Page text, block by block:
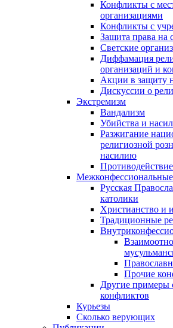
Конфликты с
организациями
Конфликты с
Защита права на
Светские
Диффамация
организаций и
Акции в защиту
Дискуссии о
Экстремизм
Вандализм
Убийства и
Разжигание
религиозной
насилию
Русская
католики
Христианство и
Традиционные
Прочие
Другие примеры
конфликтов
Курьезы
Сколько верующих